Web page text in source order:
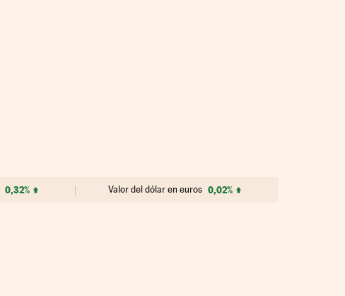
0,32% Valor del dólar en euros 0,02%